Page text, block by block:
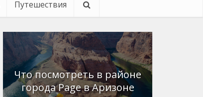
Путешествия
Что посмотреть в районе
города Page в Аризоне